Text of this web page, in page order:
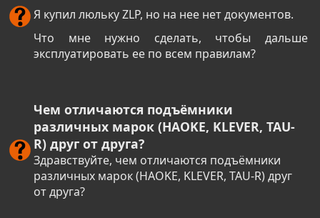
Я купил люльку ZLP, но на нее нет документов.
Что мне нужно сделать, чтобы дальше
эксплуатировать ее по всем правилам?
Чем отличаются подъёмники
различных марок (HAOKE, KLEVER, TAU-
R) друг от друга?
Здравствуйте, чем отличаются подъёмники
различных марок (HAOKE, KLEVER, TAU-R) друг
от друга?